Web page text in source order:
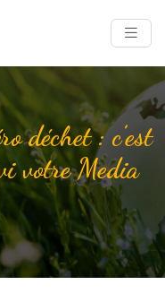
déchet : c’est
votre Media